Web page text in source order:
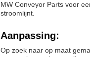
MW Conveyor Parts voor
stroomlijnt.
Aanpassing:
Op zoek naar op maat